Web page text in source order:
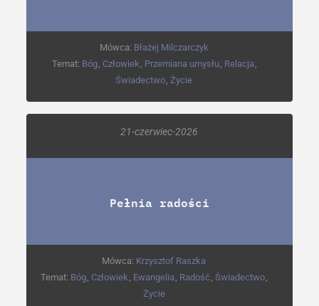
Mówca: Błażej Milczarczyk
Temat: Bóg, Człowiek , Przemiana umysłu, Relacja,
Świadectwo,Życie
21-czerwiec-2026
Pełnia radości
Mówca: Krzysztof Raszka
Temat: Bóg, Człowiek , Ewangelia, Radość ,Świadectwo,
Życie